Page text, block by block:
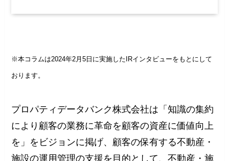
※本コラムは2024年2月5日に実施したIRインタビューをもとにして
おります。
プロパティデータバンク株式会社は「知識の集約
により顧客の業務に革命を顧客の資産に価値向上
を」をビジョンに掲げ、顧客の保有する不動産・
施設の運用管理の支援を目的として、不動産・施